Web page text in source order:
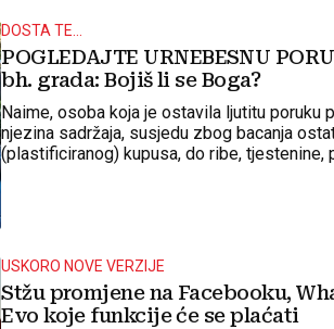
DOSTA TE...
POGLEDAJTE URNEBESNU
bh. grada: Bojiš li se Boga?
Naime, osoba koja je ostavila ljutitu poruku
njezina sadržaja, susjedu zbog bacanja
(plastificiranog) kupusa, do ribe, tjestenine,
USKORO NOVE VERZIJE
Stžu promjene na Facebooku,
Evo koje funkcije će se plaćati